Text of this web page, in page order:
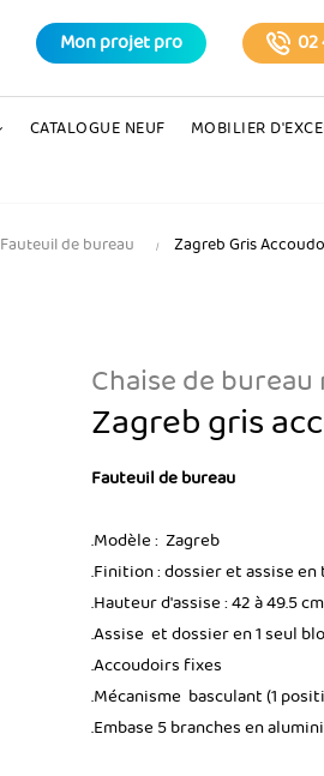
Mon projet pro 02
CATALOGUE NEUF MOBILIER
Fauteuil de bureau Zagreb Gris
Chaise de bureau
Zagreb gris
Fauteuil de bureau
.Modèle : Zagreb
.Finition : dossier et assise
.Hauteur d'assise : 42 à 49.5 cm
.Assise et dossier en 1 seul
.Accoudoirs fixes
.Mécanisme basculant (1
.Embase 5 branches en